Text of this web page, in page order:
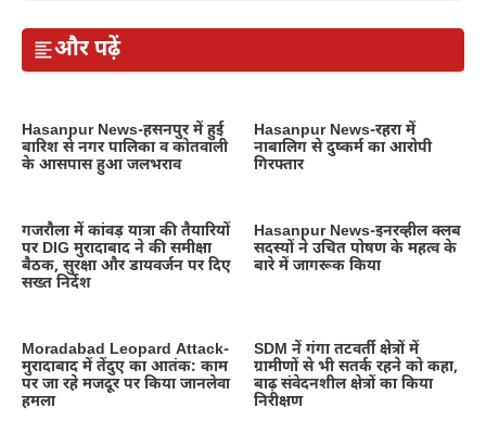
और पढ़ें
Hasanpur News-हसनपुर में हुई
बारिश से नगर पालिका व कोतवाली
के आसपास हुआ जलभराव
Hasanpur News-रहरा में
नाबालिग से दुष्कर्म का आरोपी
गिरफ्तार
गजरौला में कांवड़ यात्रा की तैयारियों
पर DIG मुरादाबाद ने की समीक्षा
बैठक, सुरक्षा और डायवर्जन पर दिए
सख्त निर्देश
Hasanpur News-इनरव्हील क्लब
सदस्यों ने उचित पोषण के महत्व के
बारे में जागरूक किया
Moradabad Leopard Attack-
मुरादाबाद में तेंदुए का आतंक: काम
पर जा रहे मजदूर पर किया जानलेवा
हमला
SDM नें गंगा तटवर्ती क्षेत्रों में
ग्रामीणों से भी सतर्क रहने को कहा,
बाढ़ संवेदनशील क्षेत्रों का किया
निरीक्षण